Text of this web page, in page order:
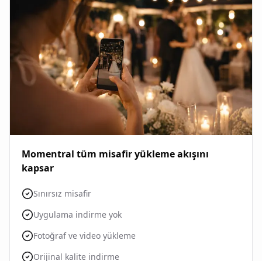
Momentral tüm misafir yükleme akışını
kapsar
Sınırsız misafir
Uygulama indirme yok
Fotoğraf ve video yükleme
Orijinal kalite indirme